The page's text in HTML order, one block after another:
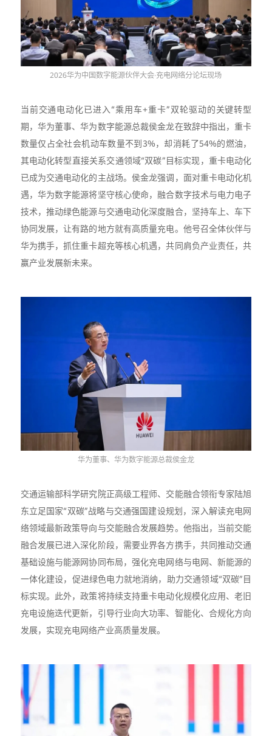
2026华为中国数字能源伙伴大会·充电网络分论坛现场
当前交通电动化已进入“乘用车+重卡”双轮驱动的关键转型
期，华为董事、华为数字能源总裁侯金龙在致辞中指出，重卡
数量仅占全社会机动车数量不到3%，却消耗了54%的燃油，
其电动化转型直接关系交通领域“双碳”目标实现，重卡电动化
已成为交通电动化的主战场。侯金龙强调，面对重卡电动化机
遇，华为数字能源将坚守核心使命，融合数字技术与电力电子
技术，推动绿色能源与交通电动化深度融合，坚持车上、车下
协同发展，让有路的地方就有高质量充电。他号召全体伙伴与
华为携手，抓住重卡超充等核心机遇，共同肩负产业责任，共
赢产业发展新未来。
华为董事、华为数字能源总裁侯金龙
交通运输部科学研究院正高级工程师、交能融合领衔专家陆旭
东立足国家“双碳”战略与交通强国建设规划，深入解读充电网
络领域最新政策导向与交能融合发展趋势。他指出，当前交能
融合发展已进入深化阶段，需要业界各方携手，共同推动交通
基础设施与能源网协同布局，强化充电网络与电网、新能源的
一体化建设，促进绿色电力就地消纳，助力交通领域“双碳”目
标实现。此外，政策将持续支持重卡电动化规模化应用、老旧
充电设施迭代更新，引导行业向大功率、智能化、合规化方向
发展，实现充电网络产业高质量发展。